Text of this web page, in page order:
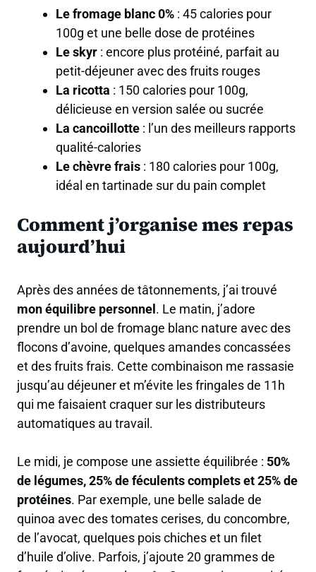
Le fromage blanc 0%: 45 calories pour
100g et une belle dose de protéines
Le skyr: encore plus protéiné, parfait au
petit-déjeuner avec des fruits rouges
La ricotta : 150 calories pour 100g,
délicieuse en version salée ou sucrée
La cancoillotte: l’un des meilleurs rapports
qualité-calories
Le chèvre frais: 180 calories pour 100g,
idéal en tartinade sur du pain complet
Comment j’organise mes repas
aujourd’hui
Après des années de tâtonnements, j’ai trouvé
mon équilibre personnel. Le matin, j’adore
prendre un bol de fromage blanc nature avec des
flocons d’avoine, quelques amandes concassées
et des fruits frais. Cette combinaison me rassasie
jusqu’au déjeuner et m’évite les fringales de 11h
qui me faisaient craquer sur les distributeurs
automatiques au travail.
Le midi, je compose une assiette équilibrée : 50%
de légumes, 25% de féculents complets et 25% de
protéines. Par exemple, une belle salade de
quinoa avec des tomates cerises, du concombre,
de l’avocat, quelques pois chiches et un filet
d’huile d’olive. Parfois, j’ajoute 20 grammes de